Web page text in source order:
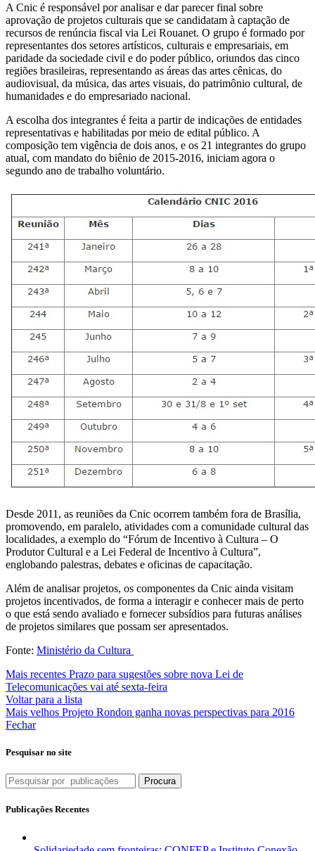
A Cnic é responsável por analisar e dar parecer final sobre
aprovação de projetos culturais que se candidatam à captação de
recursos de renúncia fiscal via Lei Rouanet. O grupo é formado por
representantes dos setores artísticos, culturais e empresariais, em
paridade da sociedade civil e do poder público, oriundos das cinco
regiões brasileiras, representando as áreas das artes cênicas, do
audiovisual, da música, das artes visuais, do patrimônio cultural, de
humanidades e do empresariado nacional.
A escolha dos integrantes é feita a partir de indicações de entidades
representativas e habilitadas por meio de edital público. A
composição tem vigência de dois anos, e os 21 integrantes do grupo
atual, com mandato do biênio de 2015-2016, iniciam agora o
segundo ano de trabalho voluntário.
Desde 2011, as reuniões da Cnic ocorrem também fora de Brasília,
promovendo, em paralelo, atividades com a comunidade cultural das
localidades, a exemplo do “Fórum de Incentivo à Cultura – O
Produtor Cultural e a Lei Federal de Incentivo à Cultura”,
englobando palestras, debates e oficinas de capacitação.
Além de analisar projetos, os componentes da Cnic ainda visitam
projetos incentivados, de forma a interagir e conhecer mais de perto
o que está sendo avaliado e fornecer subsídios para futuras análises
de projetos similares que possam ser apresentados.
Fonte: Ministério da Cultura
Mais recentes Prazo para sugestões sobre nova Lei de
Telecomunicações vai até sexta-feira
Voltar para a lista
Mais velhos Projeto Rondon ganha novas perspectivas para 2016
Fechar
Pesquisar no site
Procura
Publicações Recentes